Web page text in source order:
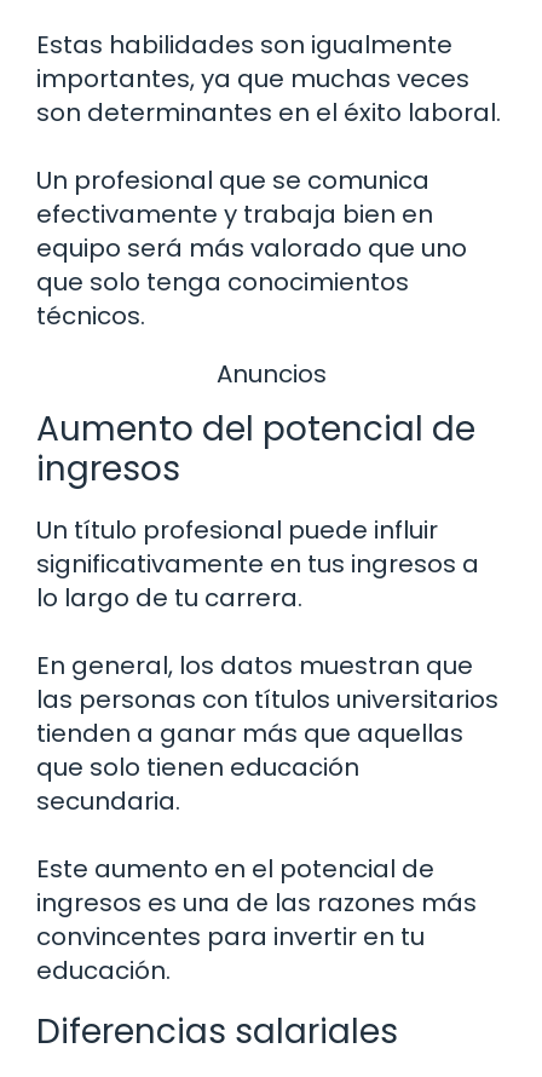
Estas habilidades son igualmente
importantes, ya que muchas veces
son determinantes en el éxito laboral.
Un profesional que se comunica
efectivamente y trabaja bien en
equipo será más valorado que uno
que solo tenga conocimientos
técnicos.
Anuncios
Aumento del potencial de
ingresos
Un título profesional puede influir
significativamente en tus ingresos a
lo largo de tu carrera.
En general, los datos muestran que
las personas con títulos universitarios
tienden a ganar más que aquellas
que solo tienen educación
secundaria.
Este aumento en el potencial de
ingresos es una de las razones más
convincentes para invertir en tu
educación.
Diferencias salariales